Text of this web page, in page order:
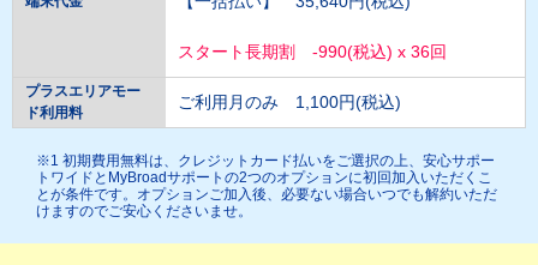
スタート長期割 -990(税込) x 36回
プラスエリアモー
ド利用料
ご利用月のみ 1,100円(税込)
※1 初期費用無料は、クレジットカード払いをご選択の上、安心サポー
トワイドとMyBroadサポートの2つのオプションに初回加入いただくこ
とが条件です。オプションご加入後、必要ない場合いつでも解約いただ
けますのでご安心くださいませ。